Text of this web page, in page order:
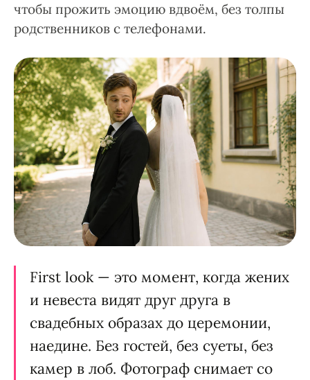
чтобы прожить эмоцию вдвоём, без толпы
родственников с телефонами.
First look — это момент, когда жених
и невеста видят друг друга в
свадебных образах до церемонии,
наедине. Без гостей, без суеты, без
камер в лоб. Фотограф снимает со